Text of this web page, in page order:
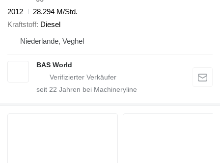
2012
28.294 M/Std.
Kraftstoff Diesel
Niederlande, Veghel
BAS World
seit 22 Jahren bei Machineryline